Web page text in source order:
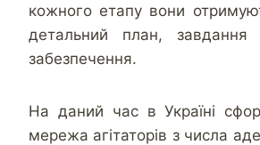
кожного етапу вони
детальний план, завдання
забезпечення.
На даний час в Україні
мережа агітаторів з числа